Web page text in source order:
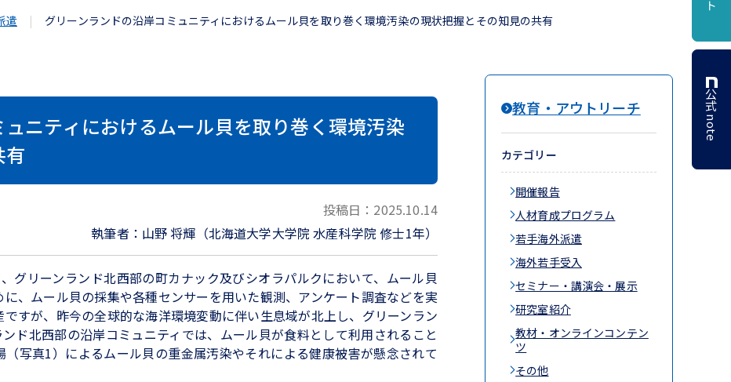
遣 グリーンランドの沿岸コミュニティにおけるムール貝を取り巻く環境汚染の現状把握とその知見の共有
ニティにおけるムール貝を取り巻く環境汚染
有
投稿日： 2025.10.14
執筆者：山野 将輝（北海道大学大学院 水産科学院 修士1年）
グリーンランド北西部の町カナック及びシオラパルクにおいて、ムール貝
、ムール貝の採集や各種センサーを用いた観測、アンケート調査などを実
すが、昨今の全球的な海洋環境変動に伴い生息域が北上し、グリーンラン
ド北西部の沿岸コミュニティでは、ムール貝が食料として利用されること
写真1）によるムール貝の重金属汚染やそれによる健康被害が懸念されて
教育・アウトリーチ
カテゴリー
開催報告
人材育成プログラム
若手海外派遣
海外若手受入
セミナー・講演会・展示
研究室紹介
教材・オンラインコンテン
ツ
その他
公式 note